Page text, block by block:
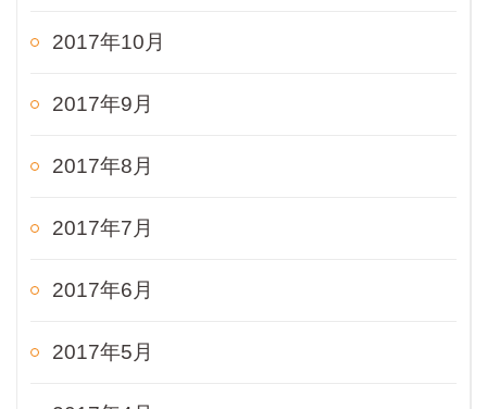
2017年10月
2017年9月
2017年8月
2017年7月
2017年6月
2017年5月